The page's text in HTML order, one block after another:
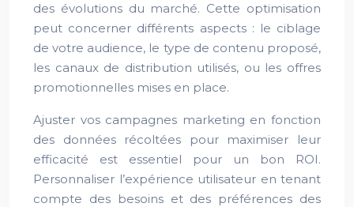
des évolutions du marché. Cette optimisation
peut concerner différents aspects : le ciblage
de votre audience, le type de contenu proposé,
les canaux de distribution utilisés, ou les offres
promotionnelles mises en place.
Ajuster vos campagnes marketing en fonction
des données récoltées pour maximiser leur
efficacité est essentiel pour un bon ROI.
Personnaliser l’expérience utilisateur en tenant
compte des besoins et des préférences des